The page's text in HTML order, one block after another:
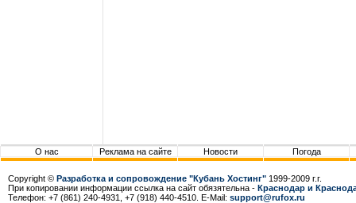
О нас Реклама на сайте Новости Погода
Copyright © Разработка и сопровождение "Кубань Хостинг" 1999-2009 г.г.
При копировании информации ссылка на сайт обязятельна - Краснодар и
Телефон: +7 (861) 240-4931, +7 (918) 440-4510. E-Mail: support@rufox.ru